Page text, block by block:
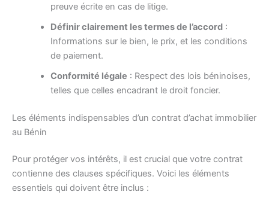
preuve écrite en cas de litige.
Définir clairement les termes de l’accord:
Informations sur le bien, le prix, et les conditions
de paiement.
Conformité légale : Respect des lois béninoises,
telles que celles encadrant le droit foncier.
Les éléments indispensables d’un contrat d’achat immobilier
au Bénin
Pour protéger vos intérêts, il est crucial que votre contrat
contienne des clauses spécifiques. Voici les éléments
essentiels qui doivent être inclus :